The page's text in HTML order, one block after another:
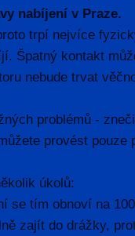
nabíjení v Praze.
trpí nejvíce
Špatný kontakt
nebude trvat
problémů -
provést
úkolů:
se tím obnoví na
zajít do drážky,